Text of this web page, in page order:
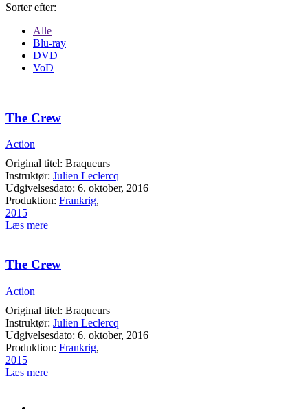
Sorter efter:
Alle
Blu-ray
DVD
VoD
The Crew
Action
Original titel: Braqueurs
Instruktør: Julien Leclercq
Udgivelsesdato: 6. oktober, 2016
Produktion: Frankrig,
2015
Læs mere
The Crew
Action
Original titel: Braqueurs
Instruktør: Julien Leclercq
Udgivelsesdato: 6. oktober, 2016
Produktion: Frankrig,
2015
Læs mere